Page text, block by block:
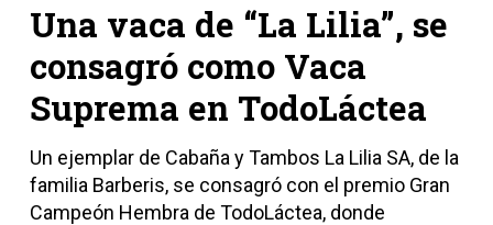
Una vaca de “La Lilia”, se
consagró como Vaca
Suprema en TodoLáctea
Un ejemplar de Cabaña y Tambos La Lilia SA, de la
familia Barberis, se consagró con el premio Gran
Campeón Hembra de TodoLáctea, donde